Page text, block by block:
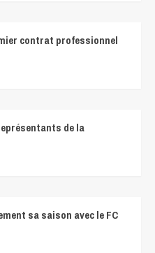
contrat professionnel
de la
sa saison avec le FC